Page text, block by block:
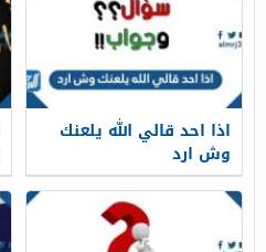
اذا احد قالي الله يلعنك
وش ارد